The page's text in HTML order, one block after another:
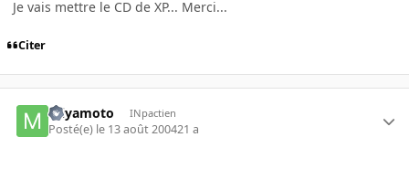
Je vais mettre le CD de XP... Merci...
Citer
miyamoto INpactien
Posté(e) le 13 août 200421 a